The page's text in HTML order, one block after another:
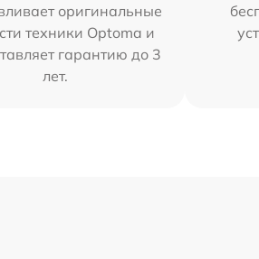
оригинальные
техники Optoma и
гарантию до 3
лет.